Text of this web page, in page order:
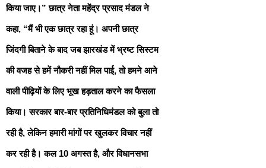
किया जाए।” छात्र नेता महेंद्र प्रसाद मंडल ने
कहा, “मैं भी एक छात्र रहा हूं। अपनी छात्र
जिंदगी बिताने के बाद जब झारखंड में भ्रष्ट सिस्टम
की वजह से हमें नौकरी नहीं मिल पाई, तो हमने आने
वाली पीढ़ियों के लिए भूख हड़ताल करने का फैसला
किया। सरकार बार-बार प्रतिनिधिमंडल को बुला तो
रही है, लेकिन हमारी मांगों पर खुलकर विचार नहीं
कर रही है। कल 10 अगस्त है, और विधानसभा